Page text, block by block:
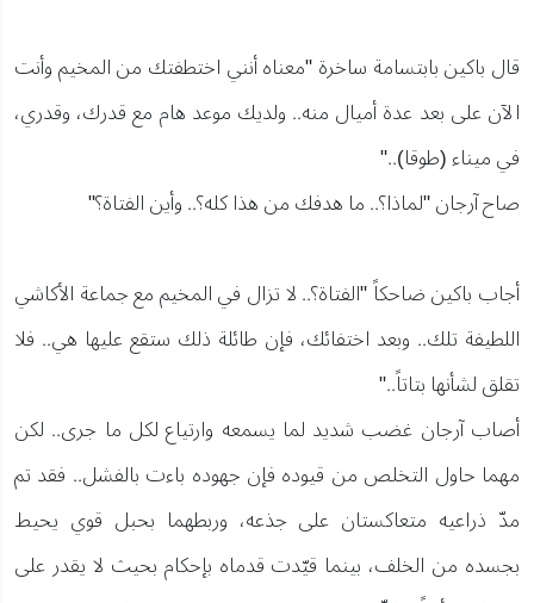
قال باكين بابتسامة ساخرة "معناه أنني اختطفتك من المخيم وأنت
الآن على بعد عدة أميال منه.. ولديك موعد هام مع قدرك، وقدري،
في ميناء (طوقا).."
صاح آرجان "لماذا؟.. ما هدفك من هذا كله؟.. وأين الفتاة؟"
أجاب باكين ضاحكاً "الفتاة؟.. لا تزال في المخيم مع جماعة الأكاشي
اللطيفة تلك.. وبعد اختفائك، فإن طائلة ذلك ستقع عليها هي.. فلا
تقلق لشأنها بتاتاً.."
أصاب آرجان غضب شديد لما يسمعه وارتياع لكل ما جرى.. لكن
مهما حاول التخلص من قيوده فإن جهوده باءت بالفشل.. فقد تم
مدّ ذراعيه متعاكستان على جذعه، وربطهما بحبل قوي يحيط
بجسده من الخلف، بينما قيّدت قدماه بإحكام بحيث لا يقدر على